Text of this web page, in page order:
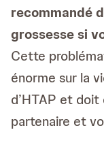
recommandé
grossesse si
Cette
énorme sur la
d’HTAP et
partenaire et